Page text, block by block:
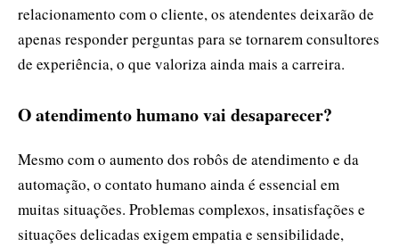
relacionamento com o cliente, os atendentes deixarão de
apenas responder perguntas para se tornarem consultores
de experiência, o que valoriza ainda mais a carreira.
O atendimento humano vai desaparecer?
Mesmo com o aumento dos robôs de atendimento e da
automação, o contato humano ainda é essencial em
muitas situações. Problemas complexos, insatisfações e
situações delicadas exigem empatia e sensibilidade,